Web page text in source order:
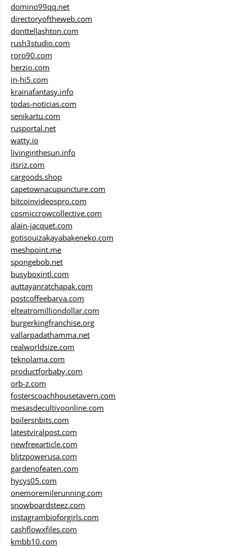
domino99qq.net
directoryoftheweb.com
donttellashton.com
rush3studio.com
roro90.com
herzio.com
in-hi5.com
krainafantasy.info
todas-noticias.com
senikartu.com
rusportal.net
watty.io
livinginthesun.info
itsriz.com
cargoods.shop
capetownacupuncture.com
bitcoinvideospro.com
cosmiccrowcollective.com
alain-jacquet.com
gotisouizakayabakeneko.com
meshpoint.me
spongebob.net
busyboxintl.com
auttayanratchapak.com
postcoffeebarva.com
elteatromilliondollar.com
burgerkingfranchise.org
vallarpadathamma.net
realworldsize.com
teknolama.com
productforbaby.com
orb-z.com
fosterscoachhousetavern.com
mesasdecultivoonline.com
boilersnbits.com
latestviralpost.com
newfreearticle.com
blitzpowerusa.com
gardenofeaten.com
hycys05.com
onemoremilerunning.com
snowboardsteez.com
instagrambioforgirls.com
cashflowxfiles.com
kmbb10.com